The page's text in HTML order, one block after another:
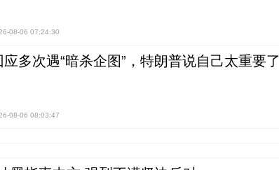
08-06 07:24:30
应多次遇“暗杀企图”，特朗普说自己太重要了
08-06 08:03:47